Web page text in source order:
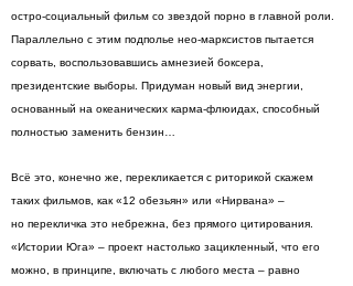
остро-социальный фильм со звездой порно в главной роли.
Параллельно с этим подполье нео-марксистов пытается
сорвать, воспользовавшись амнезией боксера,
президентские выборы. Придуман новый вид энергии,
основанный на океанических карма-флюидах, способный
полностью заменить бензин…
Всё это, конечно же, перекликается с риторикой скажем
таких фильмов, как «12 обезьян» или «Нирвана» –
но перекличка это небрежна, без прямого цитирования.
«Истории Юга» – проект настолько зацикленный, что его
можно, в принципе, включать с любого места – равно